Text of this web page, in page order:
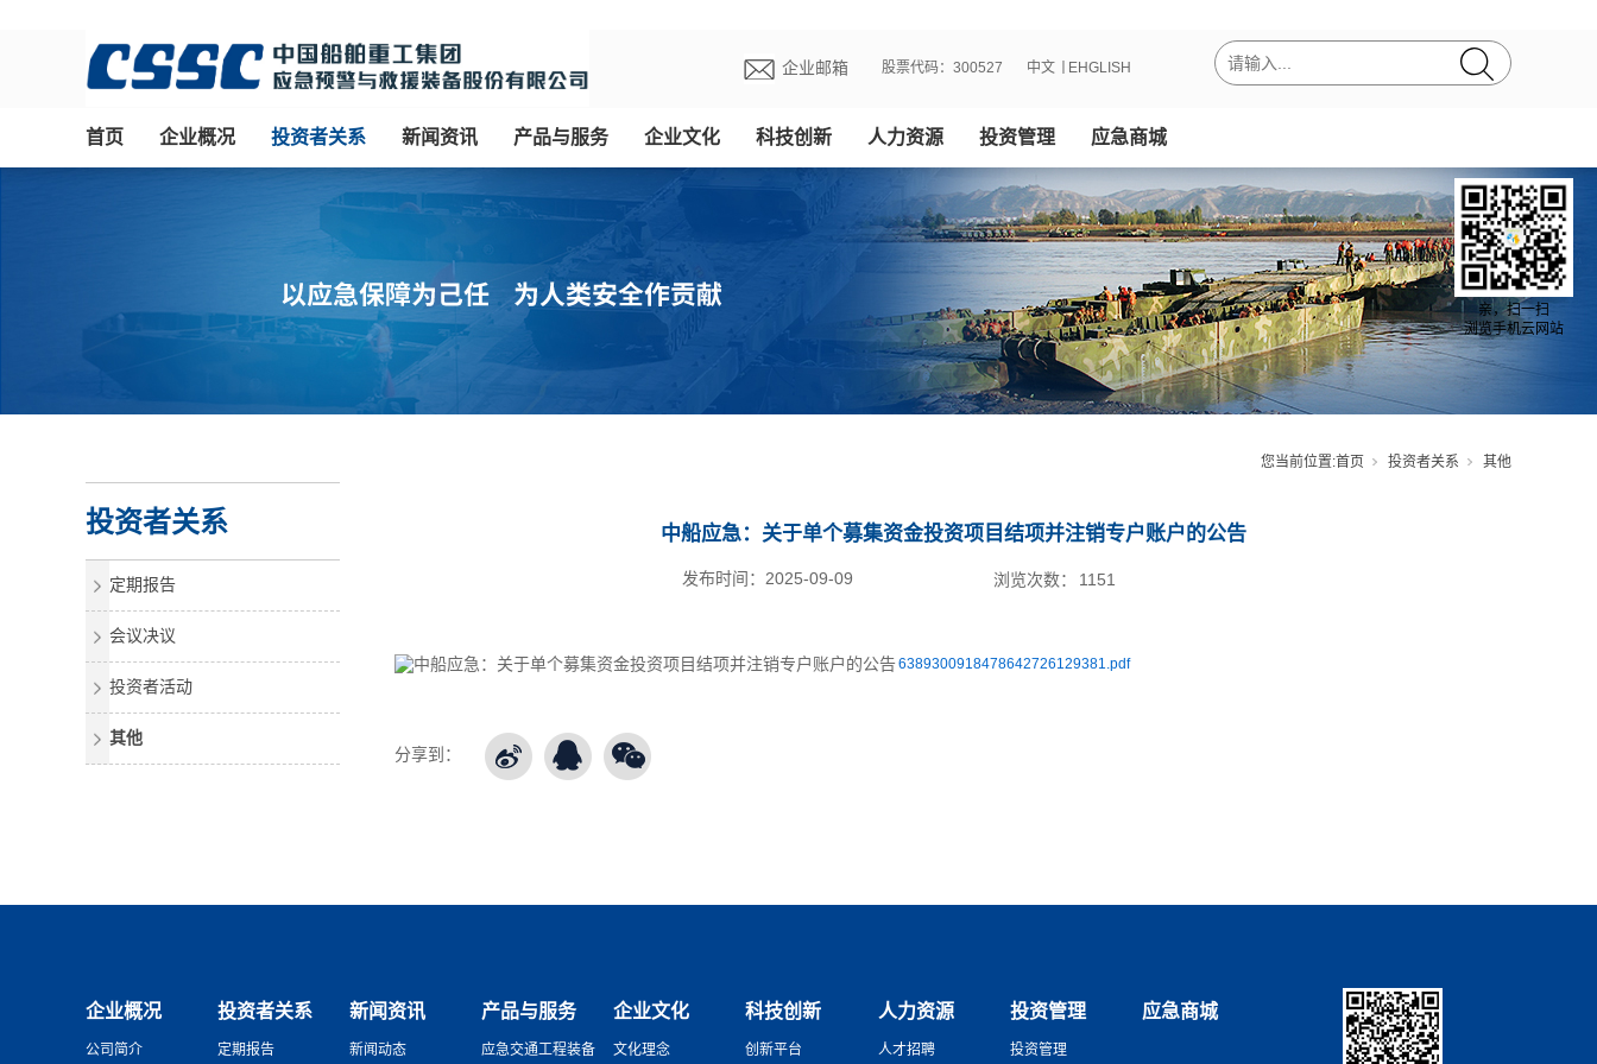
企业邮箱 股票代码：300527 EHGLISH
中文
首页 企业概况 投资者关系 新闻资讯 产品与服务 企业文化 科技创新 人力资源 投资管理 应急商城
您当前位置:首页 投资者关系 其他
投资者关系
定期报告
会议决议
投资者活动
其他
中船应急：关于单个募集资金投资项目结项并注销专户账户的公告
2025-09-09
发布时间： 1151
浏览次数：
6389300918478642726129381.pdf
分享到：
企业概况
公司简介
投资者关系
定期报告
新闻资讯
新闻动态
产品与服务
应急交通工程装备
企业文化
文化理念
科技创新
创新平台
人力资源
人才招聘
投资管理
投资管理
应急商城
亲，扫一扫
浏览手机云网站